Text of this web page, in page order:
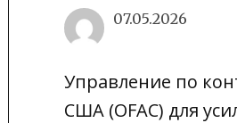
07.05.2026
Управление по
США (OFAC) для